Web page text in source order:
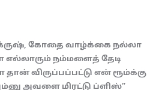
கோதை வாழ்க்கை நல்லா
நம்மளைத் தேடி
விருப்பப்பட்டு என் ரூம்க்கு
அவளை மிரட்டு ப்ளிஸ்”